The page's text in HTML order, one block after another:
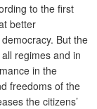
to the first
better
But the
regimes and in
in the
freedoms of the
the citizens’